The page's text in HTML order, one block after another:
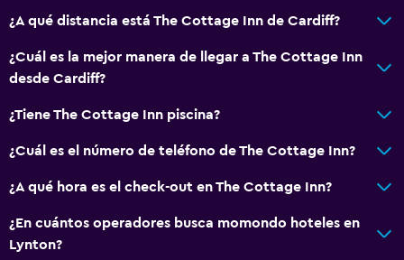
¿A qué distancia está The Cottage Inn de Cardiff?
¿Cuál es la mejor manera de llegar a The Cottage Inn
desde Cardiff?
¿Tiene The Cottage Inn piscina?
¿Cuál es el número de teléfono de The Cottage Inn?
¿A qué hora es el check-out en The Cottage Inn?
¿En cuántos operadores busca momondo hoteles en
Lynton?